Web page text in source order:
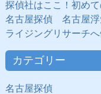
探偵社はここ！初め
名古屋探偵 名古屋
ライジングリサーチ
カテゴリー
名古屋探偵